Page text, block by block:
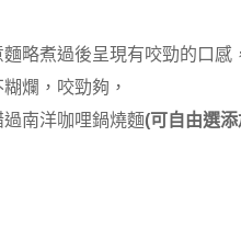
略煮過後呈現有咬勁的口感
爛，咬勁夠，
南洋咖哩鍋燒麵(可自由選